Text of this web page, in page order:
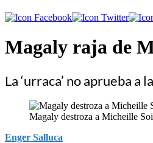
Magaly raja de
La ‘urraca’ no aprueba
Magaly destroza a Micheille
Enger Salluca